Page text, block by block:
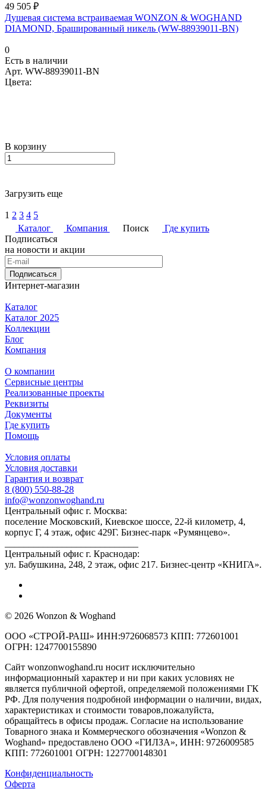
49 505 ₽
Душевая система встраиваемая WONZON & WOGHAND
DIAMOND, Брашированный никель (WW-88939011-BN)
0
Есть в наличии
Арт. WW-88939011-BN
Цвета:
В корзину
Загрузить еще
1 2 3 4 5
Каталог
Компания Поиск
Где купить
Подписаться
на новости и акции
Подписаться
Интернет-магазин
Каталог
Каталог 2025
Коллекции
Блог
Компания
О компании
Сервисные центры
Реализованные проекты
Реквизиты
Документы
Где купить
Помощь
Условия оплаты
Условия доставки
Гарантия и возврат
8 (800) 550-88-28
info@wonzonwoghand.ru
Центральный офис г. Москва:
поселение Московский, Киевское шоссе, 22-й километр, 4,
корпус Г, 4 этаж, офис 429Г. Бизнес-парк «Румянцево».
Центральный офис г. Краснодар:
ул. Бабушкина, 248, 2 этаж, офис 217. Бизнес-центр «КНИГА».
© 2026 Wonzon & Woghand
ООО «СТРОЙ-РАШ» ИНН:9726068573 КПП: 772601001
ОГРН: 1247700155890
Сайт wonzonwoghand.ru носит исключительно
информационный характер и ни при каких условиях не
является публичной офертой, определяемой положениями ГК
РФ. Для получения подробной информации о наличии, видах,
характеристиках и стоимости товаров,пожалуйста,
обращайтесь в офисы продаж. Согласие на использование
Товарного знака и Коммерческого обозначения «Wonzon &
Woghand» предоставлено OOO «ГИЛЗА», ИНН: 9726009585
КПП: 772601001 ОГРН: 1227700148301
Конфиденциальность
Оферта